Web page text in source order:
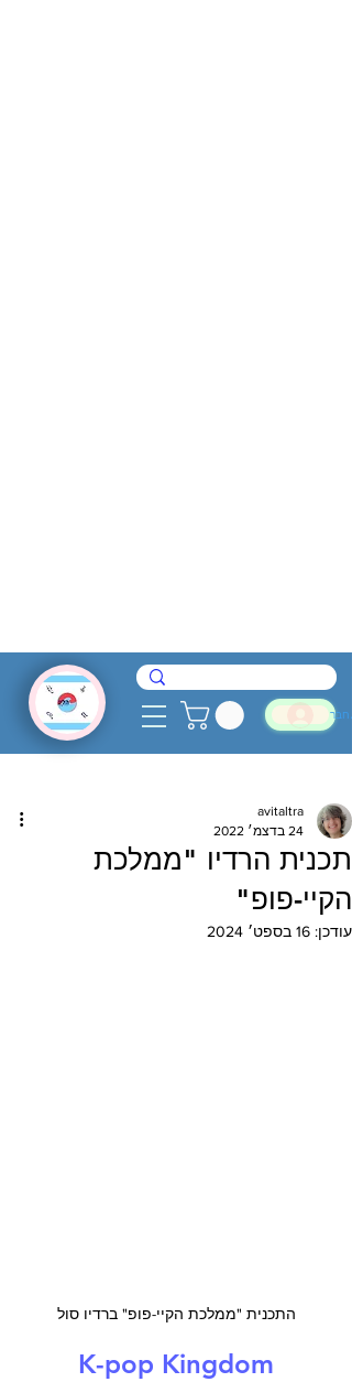
תכנית הרדיו "ממלכת
הקיי-פופ"
avitaltra
24 בדצמ׳ 2022
עודכן: 16 בספט׳ 2024
התכנית "ממלכת הקיי-פופ" ברדיו סול
K-pop Kingdom